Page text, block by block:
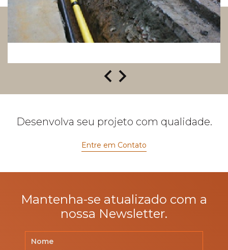
Desenvolva seu projeto com qualidade.
Entre em Contato
Mantenha-se atualizado com a
nossa Newsletter.